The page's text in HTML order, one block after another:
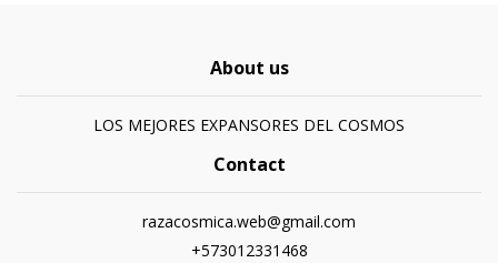
About us
LOS MEJORES EXPANSORES DEL COSMOS
Contact
razacosmica.web@gmail.com
+573012331468